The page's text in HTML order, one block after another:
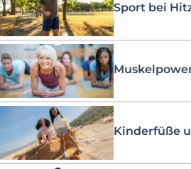
Sport bei
Kinderfüße